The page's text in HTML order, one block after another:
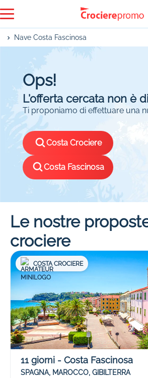
Nave Costa Fascinosa
Ops!
L'offerta cercata non è
Ti proponiamo di effettuare una
Costa Crociere
Costa Fascinosa
Le nostre
crociere
COSTA CROCIERE
11 giorni - Costa Fascinosa
SPAGNA, MAROCCO, GIBILTERRA